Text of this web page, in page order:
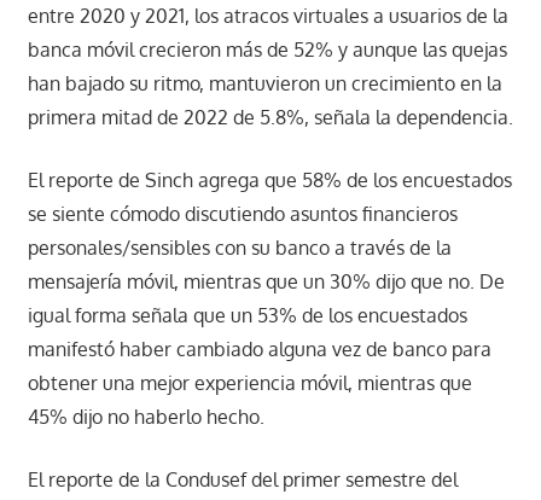
entre 2020 y 2021, los atracos virtuales a usuarios de la
banca móvil crecieron más de 52% y aunque las quejas
han bajado su ritmo, mantuvieron un crecimiento en la
primera mitad de 2022 de 5.8%, señala la dependencia.
El reporte de Sinch agrega que 58% de los encuestados
se siente cómodo discutiendo asuntos financieros
personales/sensibles con su banco a través de la
mensajería móvil, mientras que un 30% dijo que no. De
igual forma señala que un 53% de los encuestados
manifestó haber cambiado alguna vez de banco para
obtener una mejor experiencia móvil, mientras que
45% dijo no haberlo hecho.
El reporte de la Condusef del primer semestre del